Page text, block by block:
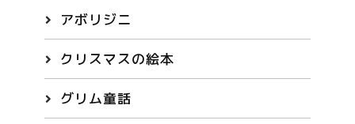
アボリジニ
クリスマスの絵本
グリム童話